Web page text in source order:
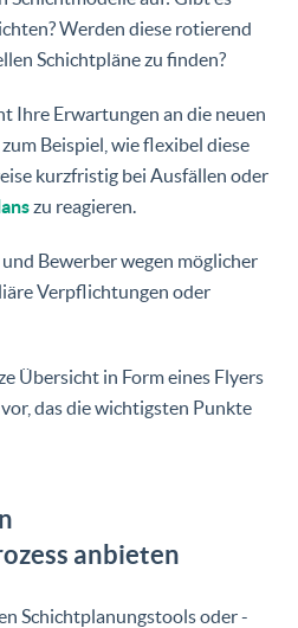
Werden diese rotierend
Schichtpläne zu finden?
Ihre Erwartungen an die neuen
Beispiel, wie flexibel diese
kurzfristig bei Ausfällen oder
zu reagieren.
Bewerber wegen möglicher
Verpflichtungen oder
Übersicht in Form eines Flyers
das die wichtigsten Punkte
anbieten
Schichtplanungstools oder -